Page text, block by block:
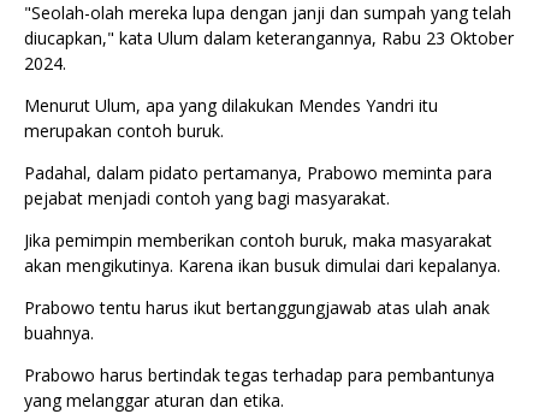
"Seolah-olah mereka lupa dengan janji dan sumpah yang telah
diucapkan," kata Ulum dalam keterangannya, Rabu 23 Oktober
2024.
Menurut Ulum, apa yang dilakukan Mendes Yandri itu
merupakan contoh buruk.
Padahal, dalam pidato pertamanya, Prabowo meminta para
pejabat menjadi contoh yang bagi masyarakat.
Jika pemimpin memberikan contoh buruk, maka masyarakat
akan mengikutinya. Karena ikan busuk dimulai dari kepalanya.
Prabowo tentu harus ikut bertanggungjawab atas ulah anak
buahnya.
Prabowo harus bertindak tegas terhadap para pembantunya
yang melanggar aturan dan etika.